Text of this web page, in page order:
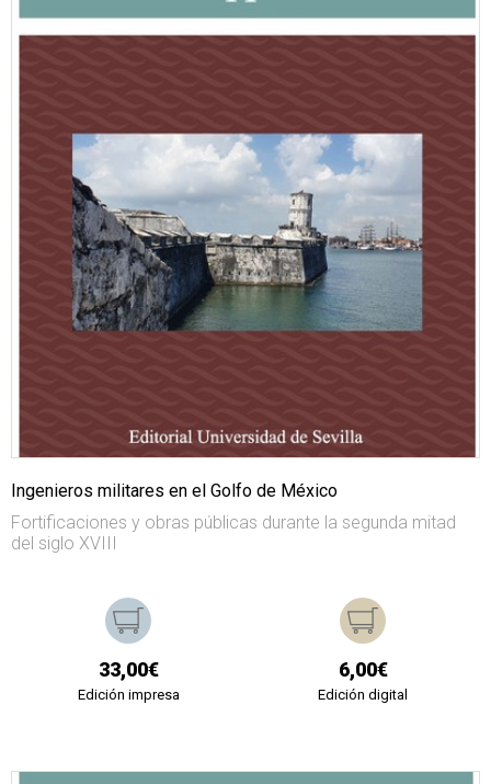
Ingenieros militares en el Golfo de México
Fortificaciones y obras públicas durante la segunda mitad
del siglo XVIII
33,00€
Edición impresa
6,00€
Edición digital